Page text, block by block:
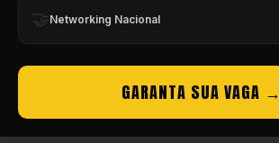
🤝 Networking Nacional
GARANTA SUA VAGA →